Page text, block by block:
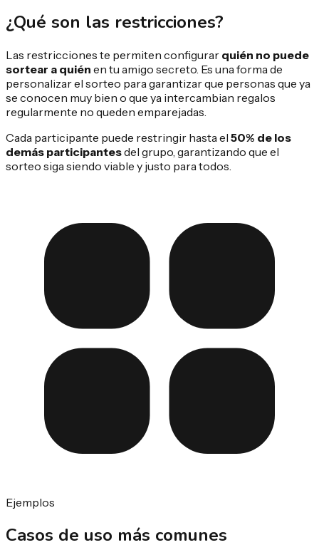
¿Qué son las restricciones?
Las restricciones te permiten configurar quién no puede
sortear a quién en tu amigo secreto. Es una forma de
personalizar el sorteo para garantizar que personas que ya
se conocen muy bien o que ya intercambian regalos
regularmente no queden emparejadas.
Cada participante puede restringir hasta el 50% de los
demás participantesdel grupo, garantizando que el
sorteo siga siendo viable y justo para todos.
Ejemplos
Casos de uso más comunes